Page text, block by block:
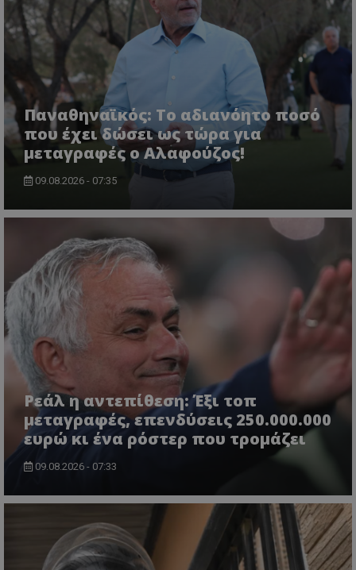
Παναθηναϊκός: Το αδιανόητο ποσό
που έχει δώσει ως τώρα για
μεταγραφές ο Αλαφούζος!
09.08.2026 - 07:35
Ρεάλ η αντεπίθεση: Έξι τοπ
μεταγραφές, επενδύσεις 250.000.000
ευρώ κι ένα ρόστερ που τρομάζει
09.08.2026 - 07:33